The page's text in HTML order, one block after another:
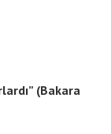
(Bakara